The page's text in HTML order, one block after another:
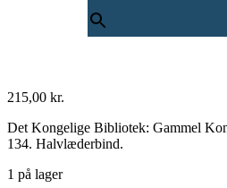
215,00 kr.
Det Kongelige Bibliotek: Gammel
134. Halvlæderbind.
1 på lager